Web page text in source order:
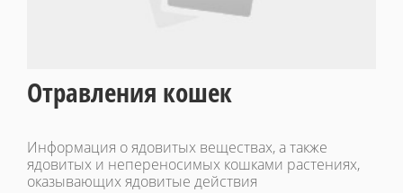
Отравления кошек
Информация о ядовитых веществах, а также
ядовитых и непереносимых кошками растениях,
оказывающих ядовитые действия